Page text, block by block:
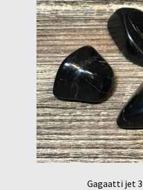
Gagaatti jet